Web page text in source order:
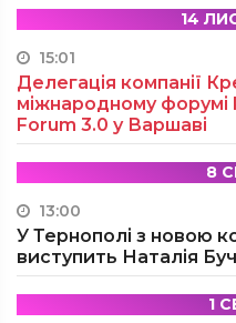
14
15:01
Делегація компанії
міжнародному
Forum 3.0 у Варшаві
8
13:00
У Тернополі з новою
виступить Наталія
1